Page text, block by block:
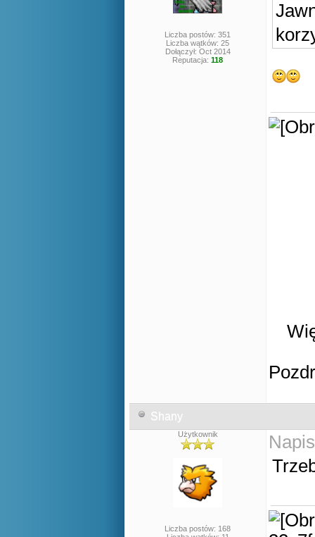
Liczba postów: 351
Liczba wątków: 25
Dołączył: Oct 2014
Reputacja: 118
Shany
Użytkownik
Liczba postów: 168